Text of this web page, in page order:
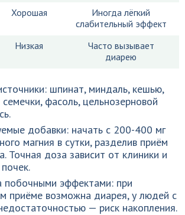
Хорошая
Иногда лёгкий
слабительный эффект
Низкая
Часто вызывает
диарею
шпинат, миндаль, кешью,
фасоль, цельнозерновой
добавки: начать с 200-400 мг
магния в сутки, разделив приём
Точная доза зависит от клиники и
побочными эффектами: при
приёме возможна диарея, у людей с
— риск накопления.